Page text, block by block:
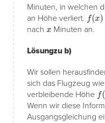
Minuten, in welchen
an Höhe verliert. f(x)
nach x Minuten an.
Lösungzu b)
Wir sollen
sich das Flugzeug
verbleibende Höhe f(x
Wenn wir diese
Ausgangsgleichung